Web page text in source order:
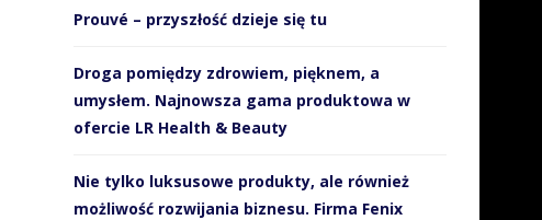
Prouvé – przyszłość dzieje się tu
Droga pomiędzy zdrowiem, pięknem, a
umysłem. Najnowsza gama produktowa w
ofercie LR Health & Beauty
Nie tylko luksusowe produkty, ale również
możliwość rozwijania biznesu. Firma Fenix